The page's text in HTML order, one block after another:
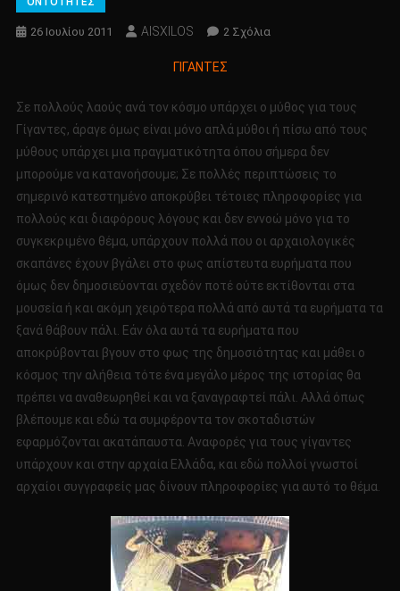
26 Ιουλίου 2011 AISXILOS 2 ΣχόλιαΣτο
ΓΙΓΑΝΤΕΣ
Σε πολλούς λαούς ανά τον κόσμο υπάρχει ο μύθος για τους
Γίγαντες, άραγε όμως είναι μόνο απλά μύθοι ή πίσω από τους
μύθους υπάρχει μια πραγματικότητα όπου σήμερα δεν
μπορούμε να κατανοήσουμε; Σε πολλές περιπτώσεις το
σημερινό κατεστημένο αποκρύβει τέτοιες πληροφορίες για
πολλούς και διαφόρους λόγους και δεν εννοώ μόνο για το
συγκεκριμένο θέμα, υπάρχουν πολλά που οι αρχαιολογικές
σκαπάνες έχουν βγάλει στο φως απίστευτα ευρήματα που
όμως δεν δημοσιεύονται σχεδόν ποτέ ούτε εκτίθονται στα
μουσεία ή και ακόμη χειρότερα πολλά από αυτά τα ευρήματα τα
ξανά θάβουν πάλι. Εάν όλα αυτά τα ευρήματα που
αποκρύβονται βγουν στο φως της δημοσιότητας και μάθει ο
κόσμος την αλήθεια τότε ένα μεγάλο μέρος της ιστορίας θα
πρέπει να αναθεωρηθεί και να ξαναγραφτεί πάλι. Αλλά όπως
βλέπουμε και εδώ τα συμφέροντα τον σκοταδιστών
εφαρμόζονται ακατάπαυστα. Αναφορές για τους γίγαντες
υπάρχουν και στην αρχαία Ελλάδα, και εδώ πολλοί γνωστοί
αρχαίοι συγγραφείς μας δίνουν πληροφορίες για αυτό το θέμα.